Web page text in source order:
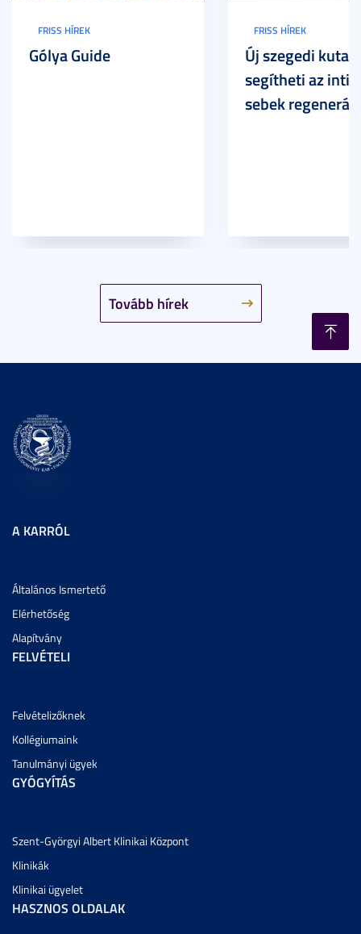
Tovább hírek
FRISS HÍREK
Gólya Guide
FRISS HÍREK
Új szegedi
segítheti az
sebek
A KARRÓL
Általános Ismertető
Elérhetőség
Alapítvány
FELVÉTELI
Felvételizőknek
Kollégiumaink
Tanulmányi ügyek
GYÓGYÍTÁS
Szent-Györgyi Albert Klinikai Központ
Klinikák
Klinikai ügyelet
HASZNOS OLDALAK